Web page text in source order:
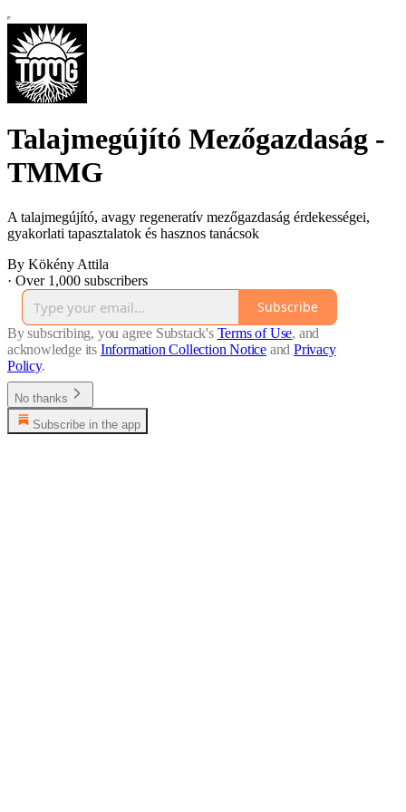
Talajmegújító Mezőgazdaság -
TMMG
A talajmegújító, avagy regeneratív mezőgazdaság érdekességei,
gyakorlati tapasztalatok és hasznos tanácsok
By Kökény Attila
· Over 1,000 subscribers
Subscribe
By subscribing, you agree Substack's Terms of Use, and
acknowledge its Information Collection Notice and Privacy
Policy.
No thanks
Subscribe in the app